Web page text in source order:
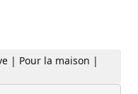
| Pour la maison |